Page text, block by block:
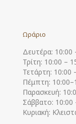
Ωράριο
Δευτέρα: 10:00
Τρίτη: 10:00 –
Τετάρτη: 10:00
Πέμπτη:
Παρασκευή:
Σάββατο: 10:00
Κυριακή: